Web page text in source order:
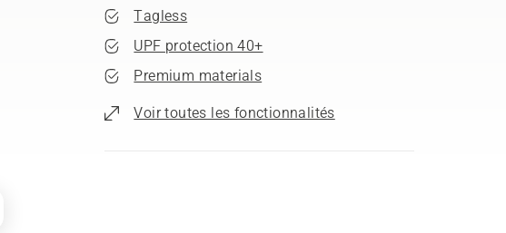
Tagless
UPF protection 40+
Premium materials
Voir toutes les fonctionnalités